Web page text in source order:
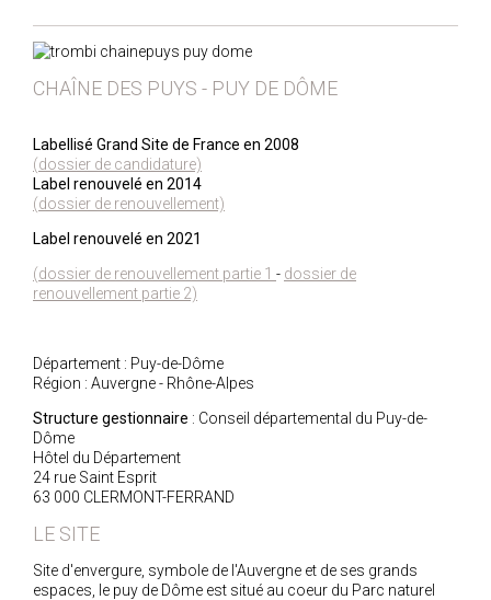
Le fil des Grands Sites
Petit traité des Grands Sites
Autres publications
Portraits vidéo d'acteurs des Grands Sites
Référentiel métiers
CHAÎNE DES PUYS - PUY DE DÔME
Labellisé Grand Site de France en 2008
(dossier de candidature)
Label renouvelé en 2014
(dossier de renouvellement)
Label renouvelé en 2021
(dossier de renouvellement partie 1 - dossier de
renouvellement partie 2)
Département : Puy-de-Dôme
Région : Auvergne - Rhône-Alpes
Structure gestionnaire : Conseil départemental du Puy-de-
Dôme
Hôtel du Département
24 rue Saint Esprit
63 000 CLERMONT-FERRAND
LE SITE
Site d'envergure, symbole de l'Auvergne et de ses grands
espaces, le puy de Dôme est situé au coeur du Parc naturel